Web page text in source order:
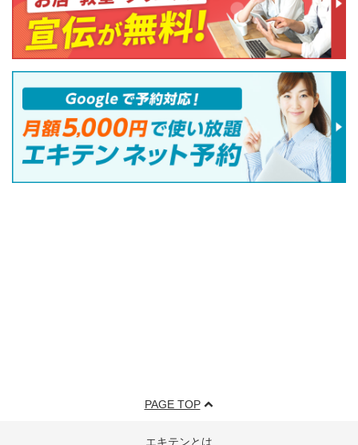
PAGE TOP
エキテンとは